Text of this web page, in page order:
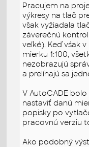
Pracujem na
výkresy na tlač
však vyžiadala
záverečnú
veľké). Keď vśak
mierku 1:100,
nezobrazujú
a prelínajú sa
V AutoCADE
nastaviť danú
popisky po
pracovnú verziu
Ako podobný